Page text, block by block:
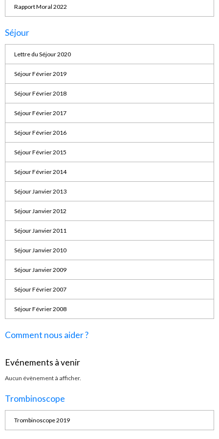
Rapport Moral 2022
Séjour
Lettre du Séjour 2020
Séjour Février 2019
Séjour Février 2018
Séjour Février 2017
Séjour Février 2016
Séjour Février 2015
Séjour Février 2014
Séjour Janvier 2013
Séjour Janvier 2012
Séjour Janvier 2011
Séjour Janvier 2010
Séjour Janvier 2009
Séjour Février 2007
Séjour Février 2008
Comment nous aider ?
Evénements à venir
Aucun évènement à afficher.
Trombinoscope
Trombinoscope 2019